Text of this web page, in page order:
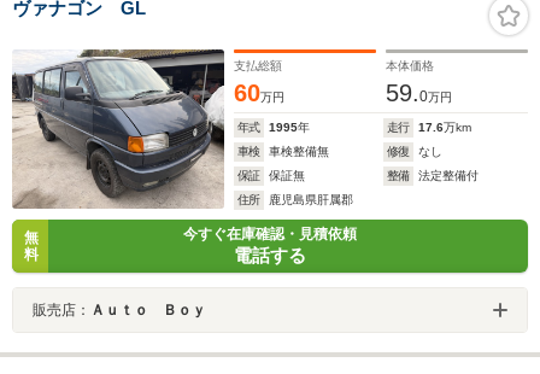
ヴァナゴン GL
支払総額
60万円
本体価格
59.0万円
年式 1995年 走行 17.6万km
車検
車検整備無 修復
なし
保証
保証無 整備
法定整備付
住所
鹿児島県肝属郡
無
料
今すぐ在庫確認・見積依頼
電話する
販売店： Ａｕｔｏ Ｂｏｙ